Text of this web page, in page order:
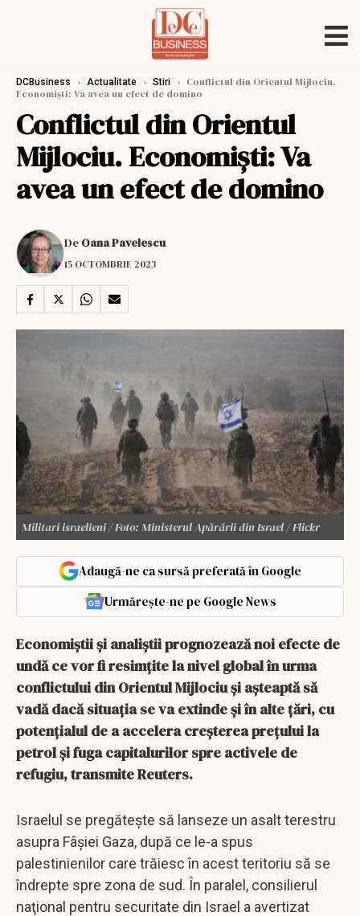
DCBusiness › Actualitate › Stiri › Conflictul din Orientul Mijlociu.
Economiști: Va avea un efect de domino
Conflictul din Orientul
Mijlociu. Economiști: Va
avea un efect de domino
De Oana Pavelescu
15 OCTOMBRIE 2023
Militari israelieni / Foto: Ministerul Apărării din Israel / Flickr
Adaugă-ne ca sursă preferată în Google
Urmărește-ne pe Google News
Economiştii şi analiştii prognozează noi efecte de
undă ce vor fi resimţite la nivel global în urma
conflictului din Orientul Mijlociu şi aşteaptă să
vadă dacă situaţia se va extinde şi în alte ţări, cu
potenţialul de a accelera creşterea preţului la
petrol şi fuga capitalurilor spre activele de
refugiu, transmite Reuters.
Israelul se pregăteşte să lanseze un asalt terestru
asupra Fâşiei Gaza, după ce le-a spus
palestinienilor care trăiesc în acest teritoriu să se
îndrepte spre zona de sud. În paralel, consilierul
naţional pentru securitate din Israel a avertizat